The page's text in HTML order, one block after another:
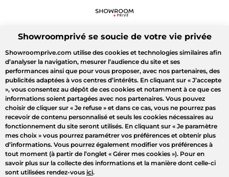
Showroomprivé se soucie de votre vie privée
Showroomprive.com utilise des cookies et technologies similaires afin
d’analyser la navigation, mesurer l’audience du site et ses
performances ainsi que pour vous proposer, avec nos partenaires, des
publicités adaptées à vos centres d’intérêts. En cliquant sur « J’accepte
», vous consentez au dépôt de ces cookies et notamment à ce que ces
informations soient partagées avec nos partenaires. Vous pouvez
choisir de cliquer sur « Je refuse » et dans ce cas, vous ne pourrez pas
recevoir de contenu personnalisé et seuls les cookies nécessaires au
fonctionnement du site seront utilisés. En cliquant sur « Je paramètre
mes choix » vous pourrez paramétrer vos préférences et obtenir plus
d’informations. Vous pourrez également modifier vos préférences à
tout moment (à partir de l’onglet « Gérer mes cookies »). Pour en
savoir plus sur la collecte des informations et la manière dont celle-ci
sont utilisées rendez-vous ici.